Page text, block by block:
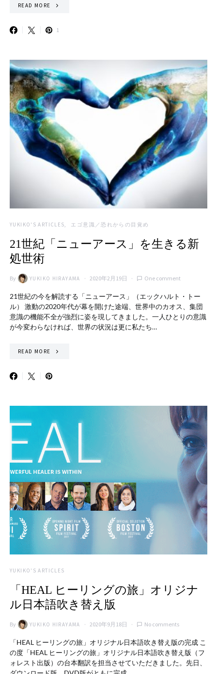
READ MORE
1
YUKIKO'S ARTICLES エゴ意識／恐れからの目覚め
21世紀「ニューアース」を生きる新
処世術
By YUKIKO HIRAYAMA 2020年2月19日 One comment
21世紀の今を解読する「ニューアース」（エックハルト・トー
ル） 激動の2020年代が幕を開けた途端、世界中のカオス、集団
意識の機能不全が強烈に姿を現してきました。一人ひとりの意識
が今変わらなければ、世界の状況は更に私たち…
READ MORE
YUKIKO'S ARTICLES
「HEAL ヒーリングの旅」オリジナ
ル日本語吹き替え版
By YUKIKO HIRAYAMA 2020年9月18日 No comments
「HEAL ヒーリングの旅」オリジナル日本語吹き替え版の完成 こ
の度「HEAL ヒーリングの旅」オリジナル日本語吹き替え版（フ
ォレスト出版）の台本翻訳を担当させていただきました。先日、